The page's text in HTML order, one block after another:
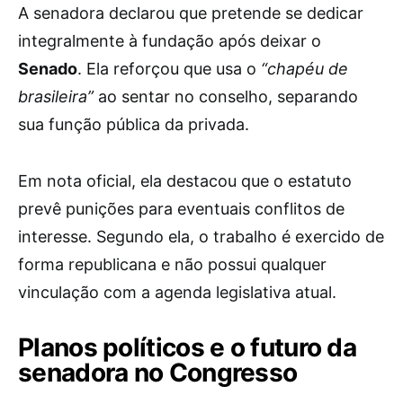
A senadora declarou que pretende se dedicar
integralmente à fundação após deixar o
Senado. Ela reforçou que usa o “chapéu de
brasileira”ao sentar no conselho, separando
sua função pública da privada.
Em nota oficial, ela destacou que o estatuto
prevê punições para eventuais conflitos de
interesse. Segundo ela, o trabalho é exercido de
forma republicana e não possui qualquer
vinculação com a agenda legislativa atual.
Planos políticos e o futuro da
senadora no Congresso